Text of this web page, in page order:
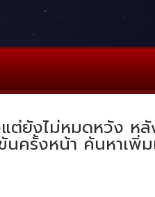
ยังไม่หมดหวัง ห
รั้งหน้า ค้นหาเพิ่